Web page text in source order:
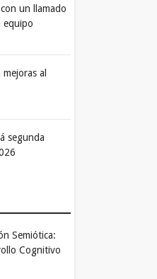
un llamado
equipo
al
segunda
Semiótica:
Cognitivo